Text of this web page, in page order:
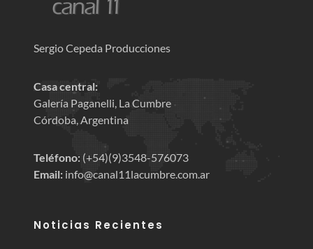
Sergio Cepeda Producciones
Casa central:
Galería Paganelli, La Cumbre
Córdoba, Argentina
Teléfono: (+54)(9)3548-576073
Email: info@canal11lacumbre.com.ar
Noticias Recientes